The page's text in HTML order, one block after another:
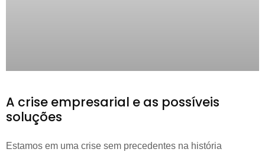
A crise empresarial e as possíveis
soluções
Estamos em uma crise sem precedentes na história